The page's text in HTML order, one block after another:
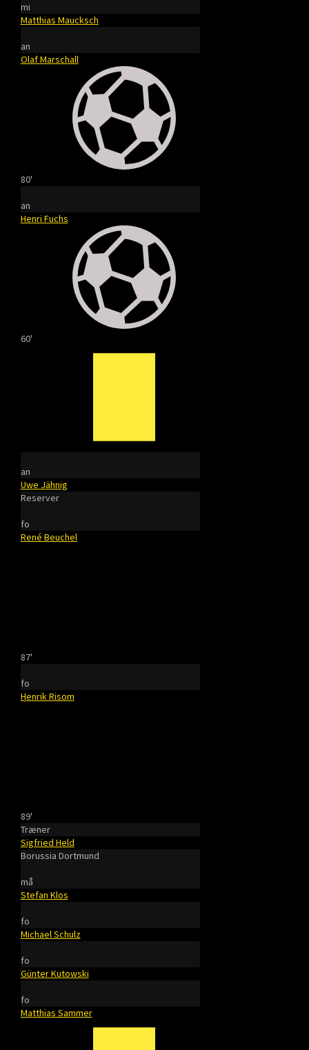
mi
Matthias Maucksch
an
Olaf Marschall
80'
an
Henri Fuchs
60'
an
Uwe Jähnig
Reserver
fo
René Beuchel
87'
fo
Henrik Risom
89'
Træner
Sigfried Held
Borussia Dortmund
må
Stefan Klos
fo
Michael Schulz
fo
Günter Kutowski
fo
Matthias Sammer